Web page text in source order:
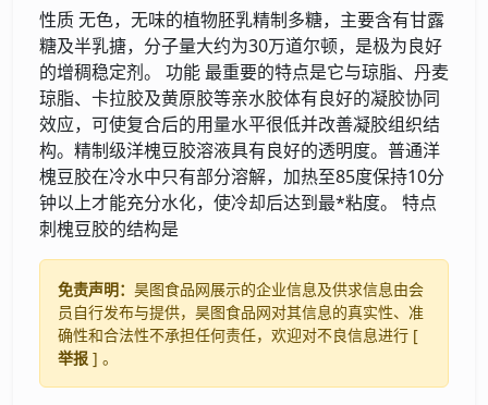
性质 无色，无味的植物胚乳精制多糖，主要含有甘露
糖及半乳搪，分子量大约为30万道尔顿，是极为良好
的增稠稳定剂。 功能 最重要的特点是它与琼脂、丹麦
琼脂、卡拉胶及黄原胶等亲水胶体有良好的凝胶协同
效应，可使复合后的用量水平很低并改善凝胶组织结
构。精制级洋槐豆胶溶液具有良好的透明度。普通洋
槐豆胶在冷水中只有部分溶解，加热至85度保持10分
钟以上才能充分水化，使冷却后达到最*粘度。 特点
刺槐豆胶的结构是
免责声明： 昊图食品网展示的企业信息及供求信息由会
员自行发布与提供，昊图食品网对其信息的真实性、准
确性和合法性不承担任何责任，欢迎对不良信息进行 [
举报 ] 。